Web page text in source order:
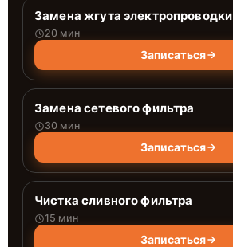
Замена жгута электропроводки
20 мин
Записаться
Замена сетевого фильтра
30 мин
Записаться
Чистка сливного фильтра
15 мин
Записаться